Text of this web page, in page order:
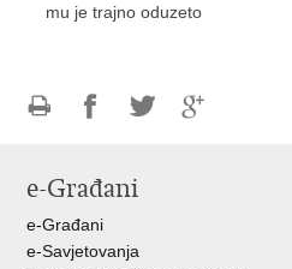
mu je trajno oduzeto
FacebookuTwitteru
e-Građani
e-Građani
e-Savjetovanja